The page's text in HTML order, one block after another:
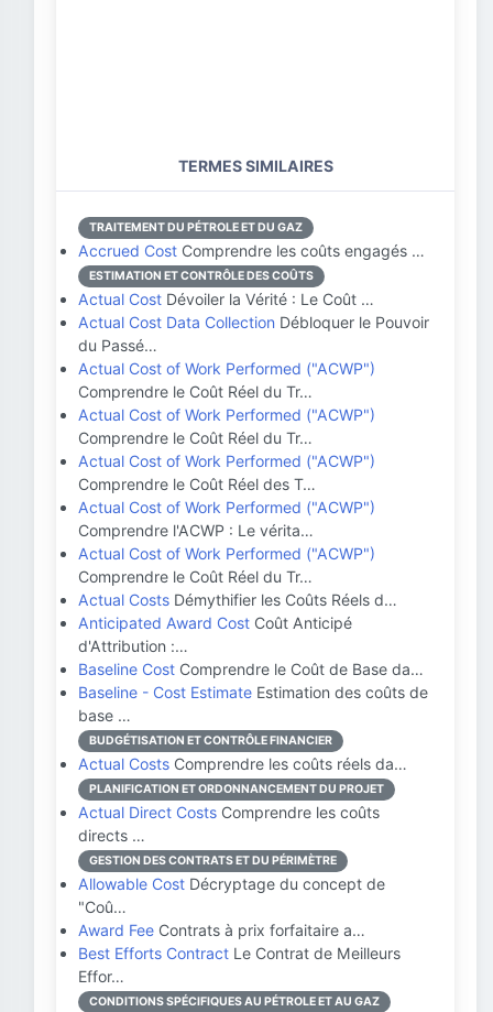
TERMES SIMILAIRES
TRAITEMENT DU PÉTROLE ET DU GAZ
Accrued Cost Comprendre les coûts engagés …
ESTIMATION ET CONTRÔLE DES COÛTS
Actual Cost Dévoiler la Vérité : Le Coût …
Actual Cost Data Collection Débloquer le Pouvoir
du Passé…
Actual Cost of Work Performed ("ACWP")
Comprendre le Coût Réel du Tr…
Actual Cost of Work Performed ("ACWP")
Comprendre le Coût Réel du Tr…
Actual Cost of Work Performed ("ACWP")
Comprendre le Coût Réel des T…
Actual Cost of Work Performed ("ACWP")
Comprendre l'ACWP : Le vérita…
Actual Cost of Work Performed ("ACWP")
Comprendre le Coût Réel du Tr…
Actual Costs Démythifier les Coûts Réels d…
Anticipated Award Cost Coût Anticipé
d'Attribution :…
Baseline Cost Comprendre le Coût de Base da…
Baseline - Cost Estimate Estimation des coûts de
base …
BUDGÉTISATION ET CONTRÔLE FINANCIER
Actual Costs Comprendre les coûts réels da…
PLANIFICATION ET ORDONNANCEMENT DU PROJET
Actual Direct Costs Comprendre les coûts
directs …
GESTION DES CONTRATS ET DU PÉRIMÈTRE
Allowable Cost Décryptage du concept de
"Coû…
Award Fee Contrats à prix forfaitaire a…
Best Efforts Contract Le Contrat de Meilleurs
Effor…
CONDITIONS SPÉCIFIQUES AU PÉTROLE ET AU GAZ